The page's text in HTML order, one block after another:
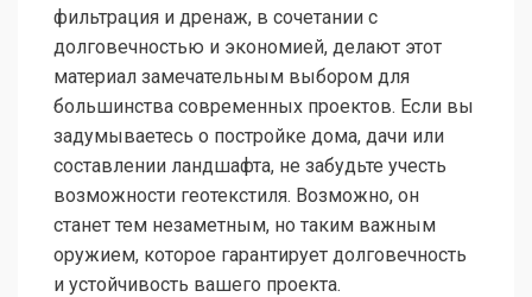
фильтрация и дренаж, в сочетании с
долговечностью и экономией, делают этот
материал замечательным выбором для
большинства современных проектов. Если вы
задумываетесь о постройке дома, дачи или
составлении ландшафта, не забудьте учесть
возможности геотекстиля. Возможно, он
станет тем незаметным, но таким важным
оружием, которое гарантирует долговечность
и устойчивость вашего проекта.